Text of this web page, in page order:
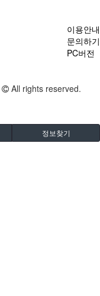
이용안내
문의하기
PC버전
All rights reserved.
정보찾기